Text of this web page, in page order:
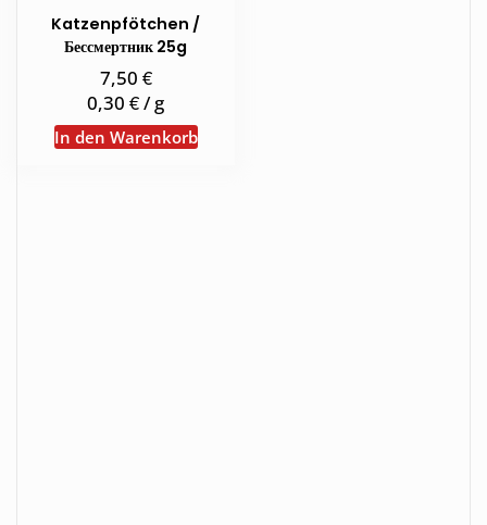
Katzenpfötchen /
Бессмертник 25g
7,50 €
0,30€/g
In den Warenkorb